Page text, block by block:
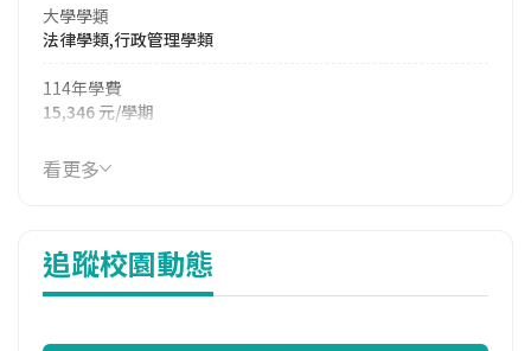
大學學類
法律學類,行政管理學類
114年學費
15,346 元/學期
114年雜費
6,696 元/學期
95.00%
校際選課人數
看更多
追蹤校園動態